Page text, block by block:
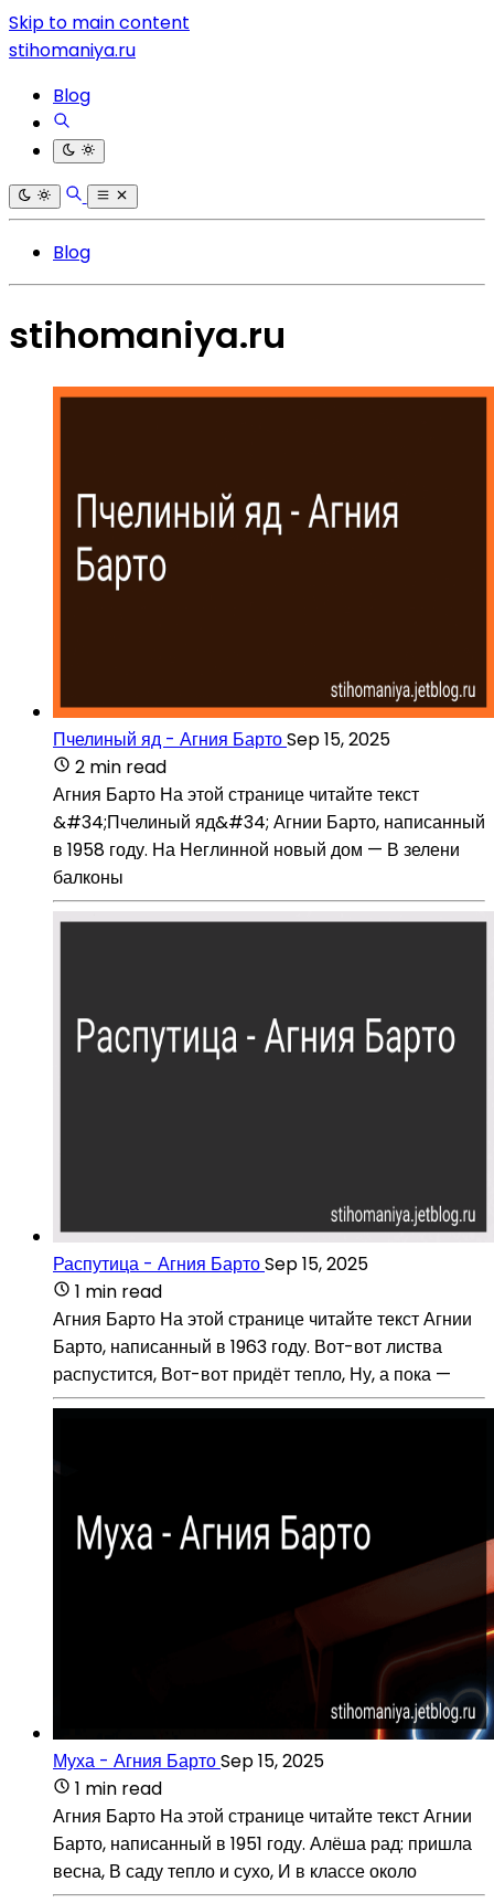
Skip to main content
stihomaniya.ru
Blog
Blog
stihomaniya.ru
Пчелиный яд - Агния БартоSep 15, 2025
2 min read
Агния Барто На этой странице читайте текст
&#34;Пчелиный яд&#34; Агнии Барто, написанный
в 1958 году. На Неглинной новый дом — В зелени
балконы
Распутица - Агния БартоSep 15, 2025
1 min read
Агния Барто На этой странице читайте текст Агнии
Барто, написанный в 1963 году. Вот-вот листва
распустится, Вот-вот придёт тепло, Ну, а пока —
Муха - Агния БартоSep 15, 2025
1 min read
Агния Барто На этой странице читайте текст Агнии
Барто, написанный в 1951 году. Алёша рад: пришла
весна, В саду тепло и сухо, И в классе около